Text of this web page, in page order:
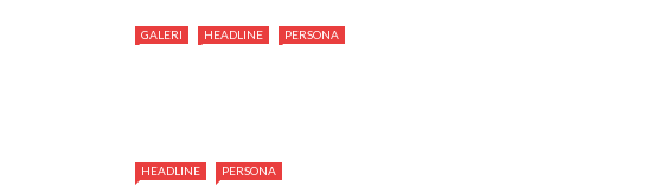
GALERI HEADLINE PERSONA
HEADLINE PERSONA